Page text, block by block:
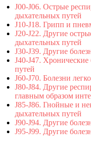
J00-J06. Острые
дыхательных путей
J10-J18. Грипп и
J20-J22. Другие
дыхательных путей
J30-J39. Другие
J40-J47.
путей
J60-J70. Болезни
J80-J84. Другие
главным образом
J85-J86. Гнойные и
дыхательных путей
J90-J94. Другие
J95-J99. Другие